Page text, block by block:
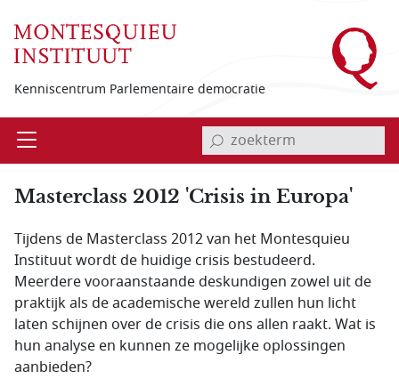
Kenniscentrum Parlementaire democratie
Open invoerveld zoekterm
Masterclass 2012 'Crisis in Europa'
Tijdens de Masterclass 2012 van het Montesquieu
Instituut wordt de huidige crisis bestudeerd.
Meerdere vooraanstaande deskundigen zowel uit de
praktijk als de academische wereld zullen hun licht
laten schijnen over de crisis die ons allen raakt. Wat is
hun analyse en kunnen ze mogelijke oplossingen
aanbieden?